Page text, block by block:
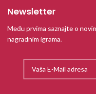
Newsletter
Među prvima saznajte o
nagradnim igrama.